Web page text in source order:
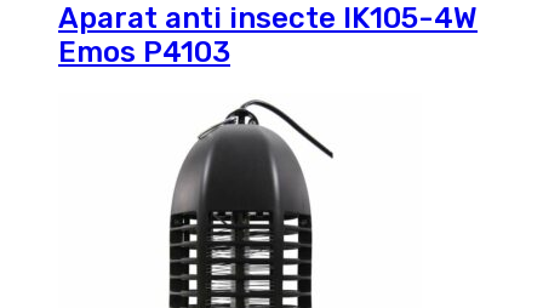
Aparat anti insecte IK105-4W
Emos P4103